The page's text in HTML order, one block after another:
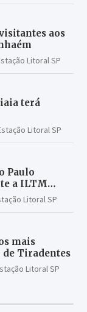
aos
Litoral SP
terá
Litoral SP
Paulo
a ILTM
Litoral SP
mais
de Tiradentes
Litoral SP